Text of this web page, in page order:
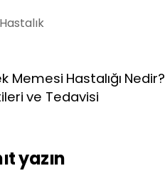
Memesi Hastalığı Nedir?
ve Tedavisi
yazın